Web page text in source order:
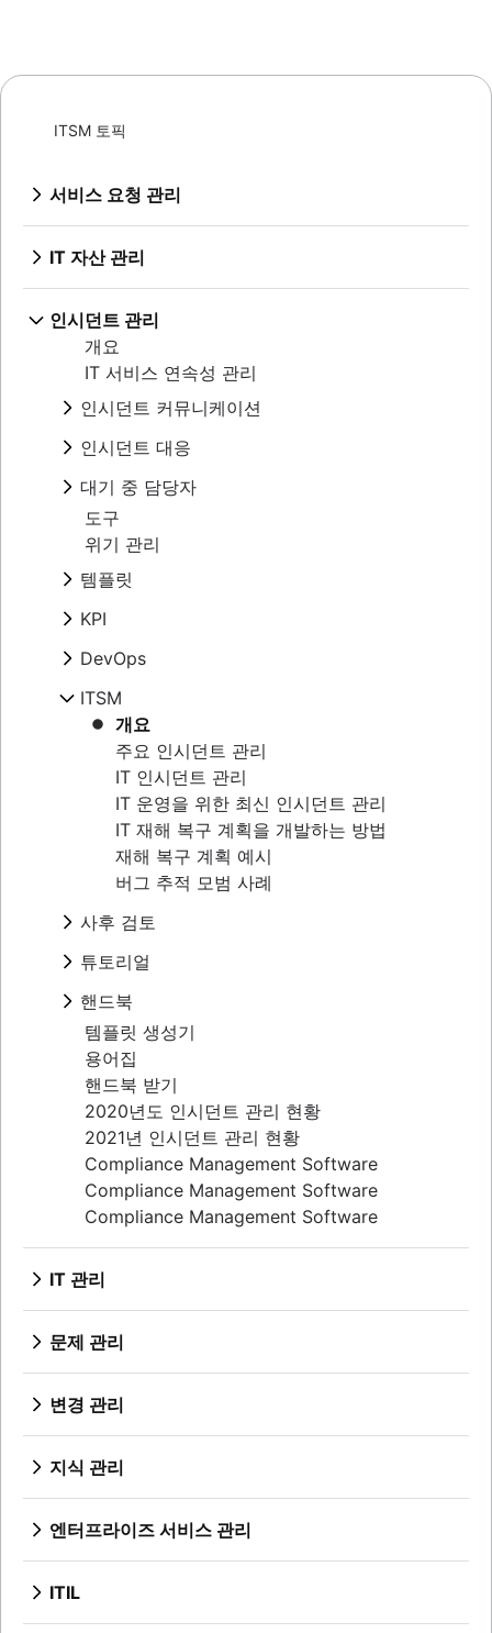
ITSM 토픽
서비스 요청 관리
개요
서비스 데스크 구축을 위한 모범 사례
IT 메트릭 및 보고
FCR(First Call Resolution)이 중요한 이유
지원 센터
서비스 데스크, 지원 센터 및 ITSM 비교
IT 지원을 DevOps 방식으로 실행하는 방법
Jira Service Management 사용자 지정
이메일 지원에서 전환
서비스 카탈로그
가상 에이전트란?
IT 서비스 포털
IT 티켓 시스템
IT 자산 관리
개요
구성 관리 데이터베이스
구성 및 자산 관리 비교
IT 및 소프트웨어 자산 관리 모범 사례
자산 추적
하드웨어 자산 관리
자산 관리 수명 주기
인시던트 관리
개요
IT 서비스 연속성 관리
인시던트 커뮤니케이션
템플릿
워크숍
인시던트 대응
모범 사례
인시던트 관제자
항공
역할 및 책임
IT 지원 수준
대기 중 담당자
개요
대기 중 담당자 일정
알림 피로
에스컬레이션 정책
도구
위기 관리
템플릿
KPI
일반 메트릭
심각도 수준
가동 중지 시간으로 인한 비용
SLA, SLO, SLI 비교
오류 예산
신뢰성 및 가용성 비교
MTTF(평균 장애 시간)
DevOps
SRE
직접 구축하고 직접 운영
문제 관리와 인시던트 관리 비교
ChatOps
ITSM
개요
주요 인시던트 관리
IT 인시던트 관리
IT 운영을 위한 최신 인시던트 관리
IT 재해 복구 계획을 개발하는 방법
재해 복구 계획 예시
버그 추적 모범 사례
사후 검토
템플릿
비난 배제
보고서
미팅
타임라인
5개 이유
공개 및 비공개 비교
튜토리얼
인시던트 커뮤니케이션
대기 중 담당자 일정
고객 알림 자동화
핸드북
개요
인시던트 대응
사후 검토
템플릿 생성기
용어집
핸드북 받기
2020년도 인시던트 관리 현황
2021년 인시던트 관리 현황
Compliance Management Software
Compliance Management Software
Compliance Management Software
IT 관리
개요
문제 관리
개요
템플릿
역할 및 책임
변경 관리
개요
모범 사례
역할 및 책임
변경 관리 유형
지식 관리
개요
기술 자료의 정의
지식 중심 서비스(KCS)란 무엇입니까
엔터프라이즈 서비스 관리
개요
ITIL
개요